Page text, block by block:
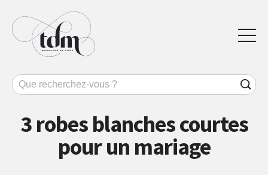
3 robes blanches courtes
pour un mariage